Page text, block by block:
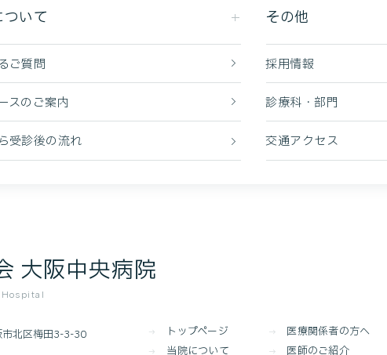
いて
ご質問
スのご案内
受診後の流れ
その他
採用情報
診療科・部門
交通アクセス
大阪中央病院
北区梅田3-3-30
トップページ 医療関係者の方へ
当院について
医師のご紹介